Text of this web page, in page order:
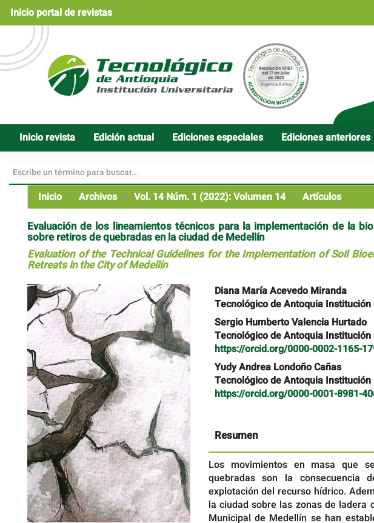
Navegación
principal
Contenido
principal
Barra
lateral
Inicio portal de revistas
Inicio revista Edición actual Ediciones especiales Ediciones anteriores
Inicio
Archivos Vol. 14 Núm. 1 (2022): Volumen 14 Artículos
Evaluación de los lineamientos técnicos para la implementación de la
sobre retiros de quebradas en la ciudad de Medellín
Evaluation of the Technical Guidelines for the Implementation of Soil
Retreats in the City of Medellín
Barra
lateral
del
artículo
Contenido
principal
del
artículo
Diana María Acevedo Miranda
Tecnológico de Antoquia
Sergio Humberto Valencia Hurtado
Tecnológico de Antoquia
https://orcid.org/0000-0002-1165-
Yudy Andrea Londoño Cañas
Tecnológico de Antoquia
https://orcid.org/0000-0001-8981-
Resumen
Los movimientos en masa que
quebradas son la consecuencia
explotación del recurso hídrico.
la ciudad sobre las zonas de ladera
Municipal de Medellín se han